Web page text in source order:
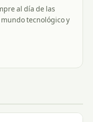
al día de las
tecnológico y